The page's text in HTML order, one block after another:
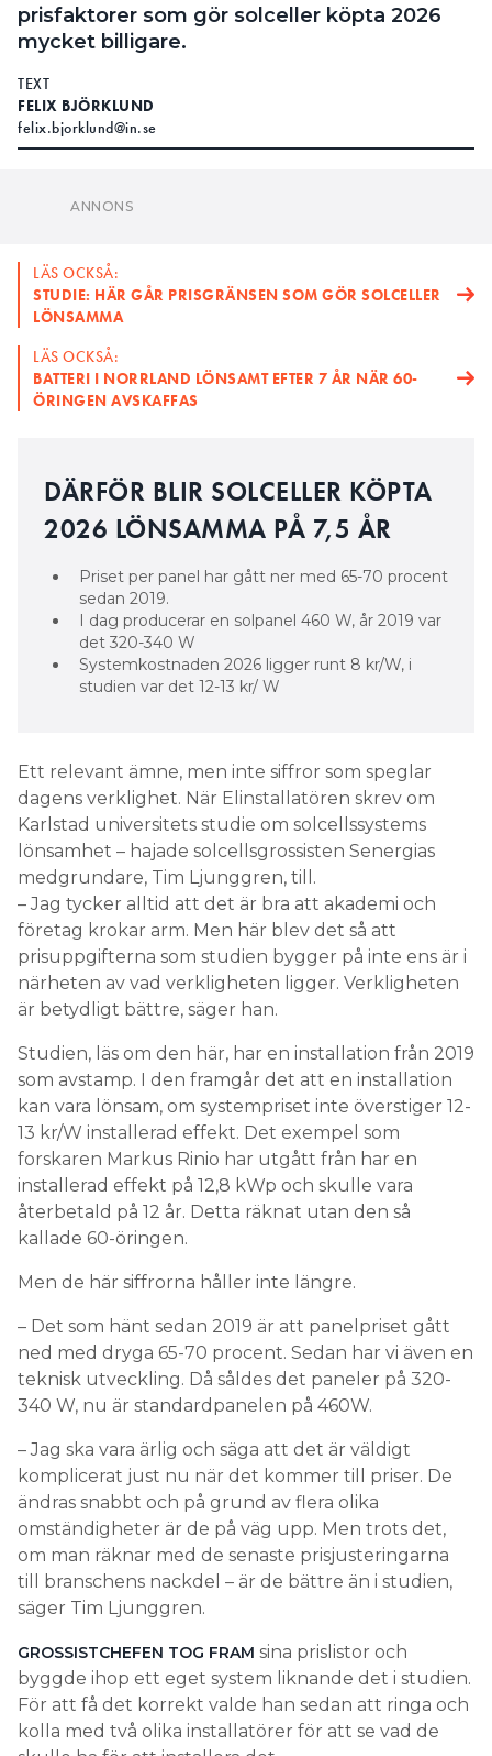
prisfaktorer som gör solceller köpta 2026
mycket billigare.
TEXT
FELIX BJÖRKLUND
felix.bjorklund@in.se
STUDIE: HÄR GÅR PRISGRÄNSEN SOM GÖR SOLCELLER
LÄS OCKSÅ:
BATTERI I NORRLAND LÖNSAMT EFTER 7 ÅR NÄR 60-
ÖRINGEN AVSKAFFAS
DÄRFÖR BLIR SOLCELLER KÖPTA
Priset per panel har gått ner med 65-70 procent
sedan 2019.
I dag producerar en solpanel 460 W, år 2019 var
Systemkostnaden 2026 ligger runt 8 kr/W, i
studien var det 12-13 kr/ W
Ett relevant ämne, men inte siffror som speglar
lönsamhet – hajade solcellsgrossisten Senergias
medgrundare, Tim Ljunggren, till.
– Jag tycker alltid att det är bra att akademi och
företag krokar arm. Men här blev det så att
prisuppgifterna som studien bygger på inte ens är i
närheten av vad verkligheten ligger. Verkligheten
är betydligt bättre, säger han.
Studien, läs om den här, har en installation från 2019
som avstamp. I den framgår det att en installation
kan vara lönsam, om systempriset inte överstiger 12-
13 kr/W installerad effekt. Det exempel som
forskaren Markus Rinio har utgått från har en
installerad effekt på 12,8 kWp och skulle vara
återbetald på 12 år. Detta räknat utan den så
kallade 60-öringen.
Men de här siffrorna håller inte längre.
– Det som hänt sedan 2019 är att panelpriset gått
teknisk utveckling. Då såldes det paneler på 320-
340 W, nu är standardpanelen på 460W.
– Jag ska vara ärlig och säga att det är väldigt
komplicerat just nu när det kommer till priser. De
ändras snabbt och på grund av flera olika
omständigheter är de på väg upp. Men trots det,
om man räknar med de senaste prisjusteringarna
till branschens nackdel – är de bättre än i studien,
säger Tim Ljunggren.
GROSSISTCHEFEN TOG FRAMsina prislistor och
byggde ihop ett eget system liknande det i studien.
För att få det korrekt valde han sedan att ringa och
kolla med två olika installatörer för att se vad de
skulle ha för att installera det.
– Jag gjorde först en egen modell på vad all
hårdvara kostar, sedan uppskattning på elektriker,
takmontörer, ställningskostnader plus marginal på